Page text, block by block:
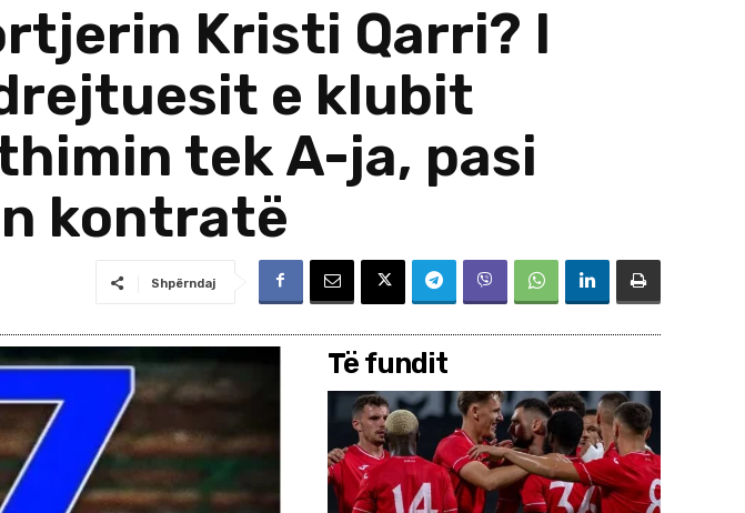
Kristi Qarri? I
e klubit
tek A-ja, pasi
kontratë
Shpërndaj
Të fundit